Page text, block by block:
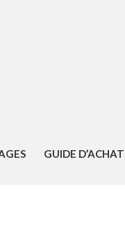
GUIDE D’ACHAT